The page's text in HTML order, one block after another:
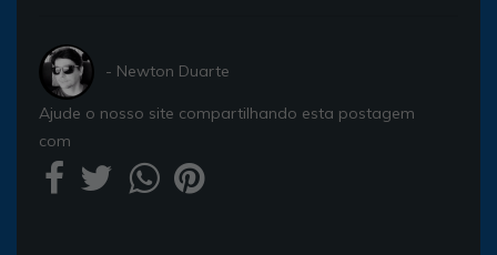
- Newton Duarte
Ajude o nosso site compartilhando esta postagem
com